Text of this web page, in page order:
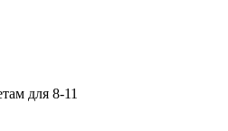
для 8-11